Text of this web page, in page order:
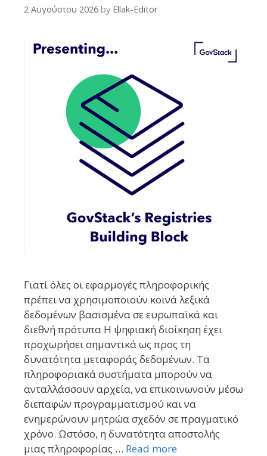
ανιχνευτές», δηλαδή αυτοματοποιημένα εργαλεία που συλλέγουν
αποκαλύπτουν την ταυτότητα του χρήστη που τα χειρίζεται.
Παρότι ο ...
Περισσότερα...
2 Αυγούστου 2026 by Ellak-Editor
Γιατί όλες οι εφαρμογές πληροφορικής
πρέπει να χρησιμοποιούν κοινά λεξικά
δεδομένων βασισμένα σε ευρωπαϊκά και
διεθνή πρότυπα Η ψηφιακή διοίκηση έχει
προχωρήσει σημαντικά ως προς τη
δυνατότητα μεταφοράς δεδομένων. Τα
πληροφοριακά συστήματα μπορούν να
ανταλλάσσουν αρχεία, να επικοινωνούν μέσω
διεπαφών προγραμματισμού και να
ενημερώνουν μητρώα σχεδόν σε πραγματικό
χρόνο. Ωστόσο, η δυνατότητα αποστολής
μιας πληροφορίας … Read more